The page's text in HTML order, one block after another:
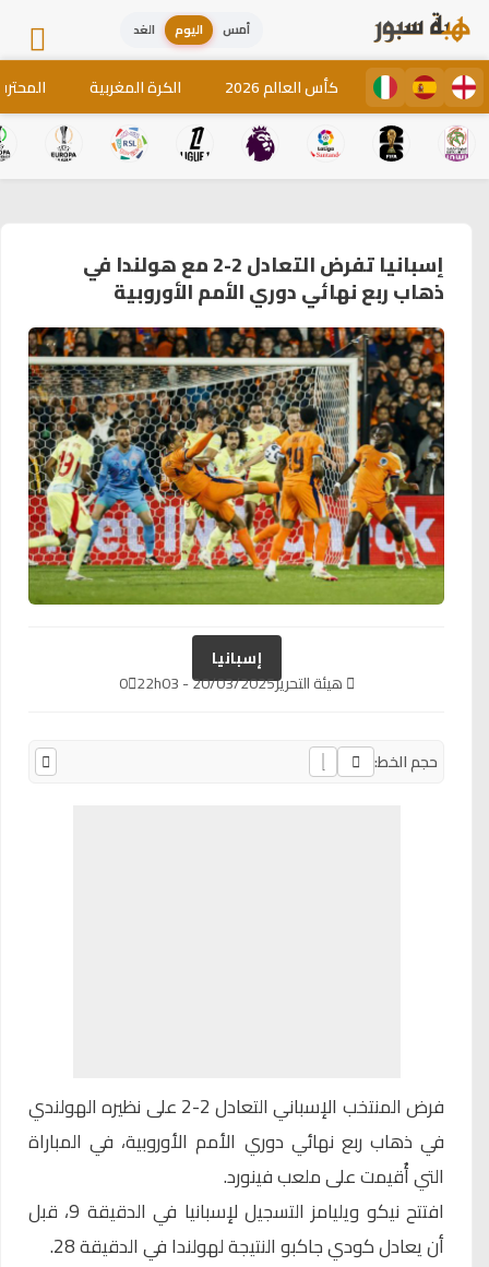
أمس اليوم الغد
كأس العالم 2026 الكرة المغربية
إسبانيا تفرض التعادل 2-2 مع هولندا في
ذهاب ربع نهائي دوري الأمم الأوروبية
إسبانيا
هيئة التحرير20/03/2025 - 22h03
0
حجم الخط:
فرضالمنتخب الإسباني
التعادل 2-2 على نظيره الهولندي
في ذهاب ربع نهائي دوري الأمم الأوروبية، في المباراة
التي أُقيمت على ملعب فينورد.
افتتح نيكو ويليامز التسجيل لإسبانيا في الدقيقة 9، قبل
أن يعادل كودي جاكبو النتيجة لهولندا في الدقيقة 28.